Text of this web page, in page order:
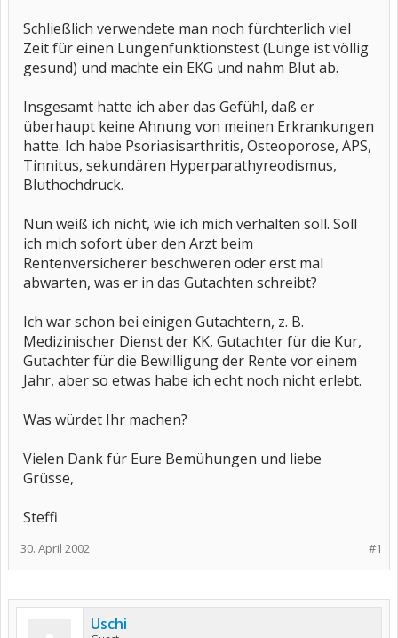
Schließlich verwendete man noch fürchterlich viel
Zeit für einen Lungenfunktionstest (Lunge ist völlig
gesund) und machte ein EKG und nahm Blut ab.
Insgesamt hatte ich aber das Gefühl, daß er
überhaupt keine Ahnung von meinen Erkrankungen
hatte. Ich habe Psoriasisarthritis, Osteoporose, APS,
Tinnitus, sekundären Hyperparathyreodismus,
Bluthochdruck.
Nun weiß ich nicht, wie ich mich verhalten soll. Soll
ich mich sofort über den Arzt beim
Rentenversicherer beschweren oder erst mal
abwarten, was er in das Gutachten schreibt?
Ich war schon bei einigen Gutachtern, z. B.
Medizinischer Dienst der KK, Gutachter für die Kur,
Gutachter für die Bewilligung der Rente vor einem
Jahr, aber so etwas habe ich echt noch nicht erlebt.
Was würdet Ihr machen?
Vielen Dank für Eure Bemühungen und liebe
Grüsse,
Steffi
#1
30. April 2002
Uschi